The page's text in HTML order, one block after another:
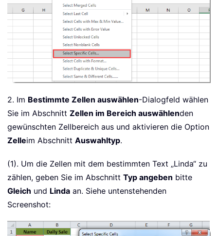
2. Im Bestimmte Zellen auswählen-Dialogfeld wählen
Sie im Abschnitt Zellen im Bereich auswählenden
gewünschten Zellbereich aus und aktivieren die Option
Zelleim Abschnitt Auswahltyp.
(1). Um die Zellen mit dem bestimmten Text „Linda“ zu
zählen, geben Sie im Abschnitt Typ angeben bitte
Gleich und Linda an. Siehe untenstehenden
Screenshot: